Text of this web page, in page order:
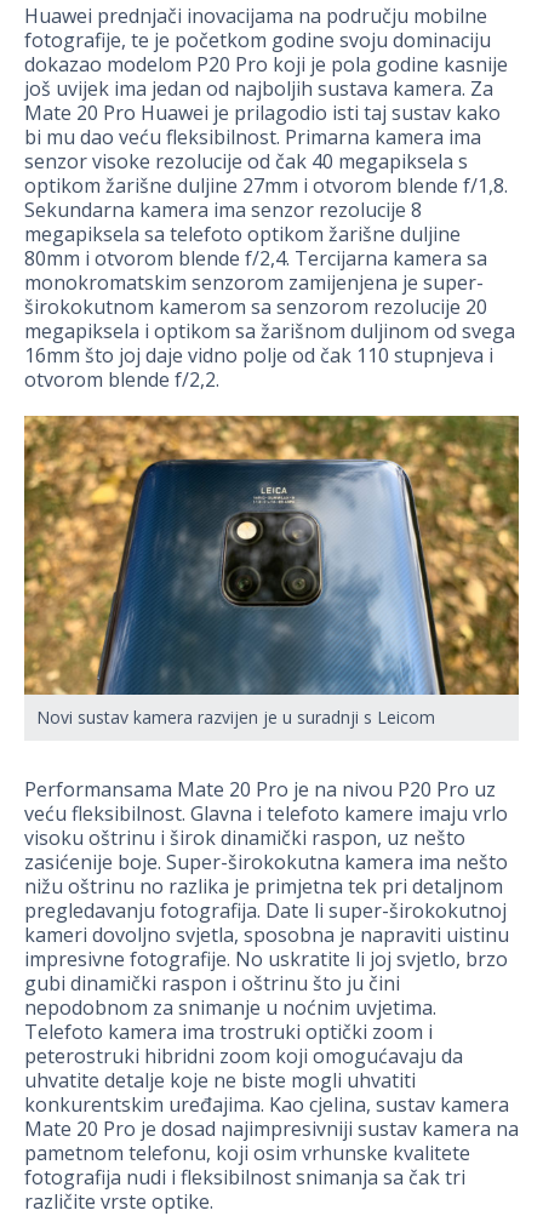
Huawei prednjači inovacijama na području mobilne
fotografije, te je početkom godine svoju dominaciju
dokazao modelom P20 Pro koji je pola godine kasnije
još uvijek ima jedan od najboljih sustava kamera. Za
Mate 20 Pro Huawei je prilagodio isti taj sustav kako
bi mu dao veću fleksibilnost. Primarna kamera ima
senzor visoke rezolucije od čak 40 megapiksela s
optikom žarišne duljine 27mm i otvorom blende f/1,8.
Sekundarna kamera ima senzor rezolucije 8
megapiksela sa telefoto optikom žarišne duljine
80mm i otvorom blende f/2,4. Tercijarna kamera sa
monokromatskim senzorom zamijenjena je super-
širokokutnom kamerom sa senzorom rezolucije 20
megapiksela i optikom sa žarišnom duljinom od svega
16mm što joj daje vidno polje od čak 110 stupnjeva i
otvorom blende f/2,2.
Novi sustav kamera razvijen je u suradnji s Leicom
Performansama Mate 20 Pro je na nivou P20 Pro uz
veću fleksibilnost. Glavna i telefoto kamere imaju vrlo
visoku oštrinu i širok dinamički raspon, uz nešto
zasićenije boje. Super-širokokutna kamera ima nešto
nižu oštrinu no razlika je primjetna tek pri detaljnom
pregledavanju fotografija. Date li super-širokokutnoj
kameri dovoljno svjetla, sposobna je napraviti uistinu
impresivne fotografije. No uskratite li joj svjetlo, brzo
gubi dinamički raspon i oštrinu što ju čini
nepodobnom za snimanje u noćnim uvjetima.
Telefoto kamera ima trostruki optički zoom i
peterostruki hibridni zoom koji omogućavaju da
uhvatite detalje koje ne biste mogli uhvatiti
konkurentskim uređajima. Kao cjelina, sustav kamera
Mate 20 Pro je dosad najimpresivniji sustav kamera na
pametnom telefonu, koji osim vrhunske kvalitete
fotografija nudi i fleksibilnost snimanja sa čak tri
različite vrste optike.